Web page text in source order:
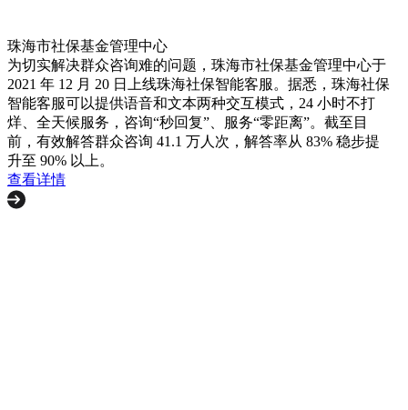
珠海市社保基金管理中心
为切实解决群众咨询难的问题，珠海市社保基金管理中心于
2021 年 12 月 20 日上线珠海社保智能客服。据悉，珠海社保
智能客服可以提供语音和文本两种交互模式，24 小时不打
烊、全天候服务，咨询“秒回复”、服务“零距离”。截至目
前，有效解答群众咨询 41.1 万人次，解答率从 83% 稳步提
升至 90% 以上。
查看详情